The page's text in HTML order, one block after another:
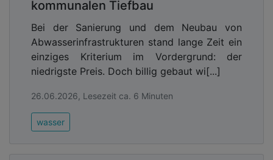
kommunalen Tiefbau
Bei der Sanierung und dem Neubau von
Abwasserinfrastrukturen stand lange Zeit ein
einziges Kriterium im Vordergrund: der
niedrigste Preis. Doch billig gebaut wi[...]
26.06.2026, Lesezeit ca. 6 Minuten
wasser